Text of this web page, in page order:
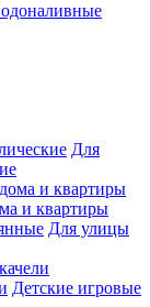
Для
и квартиры
Для улицы
Детские игровые